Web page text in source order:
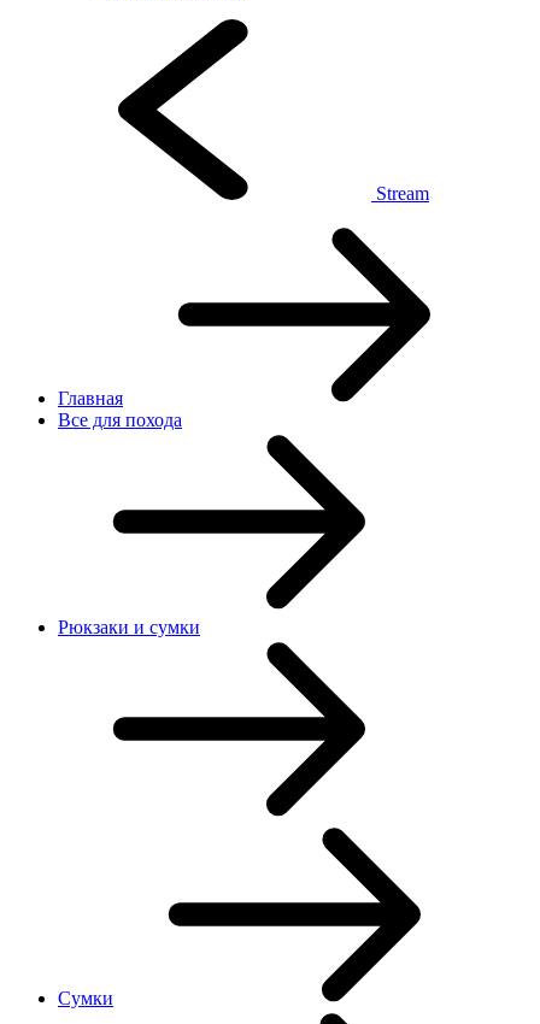
Stream
Главная
Все для похода
Рюкзаки и сумки
Сумки